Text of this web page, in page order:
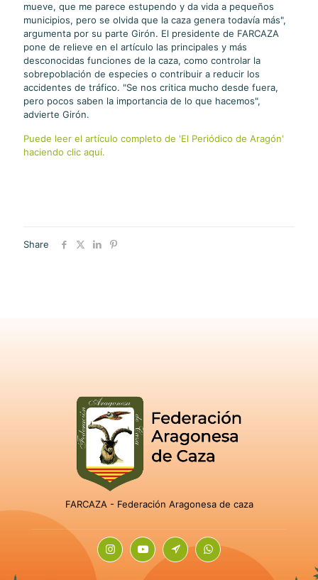
mueve, que me parece estupendo y da vida a pequeños
municipios, pero se olvida que la caza genera todavía más",
argumenta por su parte Girón. El presidente de FARCAZA
pone de relieve en el artículo las principales y más
desconocidas funciones de la caza, como controlar la
sobrepoblación de especies o contribuir a reducir los
accidentes de tráfico. "Se nos critica mucho desde fuera,
pero pocos saben la importancia de lo que hacemos",
advierte Girón.
Puede leer el artículo completo de 'El Periódico de Aragón'
haciendo clic aquí.
Share
FARCAZA - Federación Aragonesa de caza